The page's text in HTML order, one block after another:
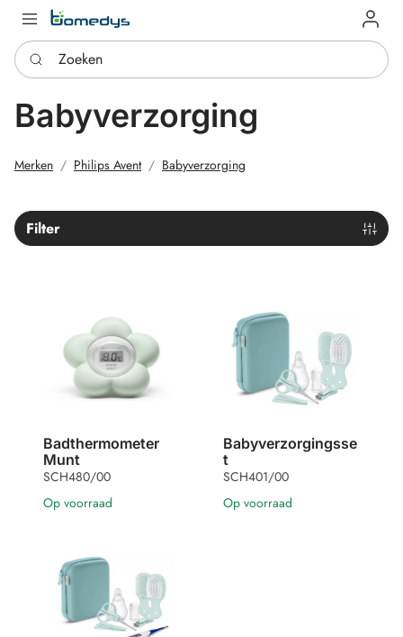
Log in
Zoeken
Babyverzorging
Merken Philips Avent Babyverzorging
Filter
Badthermometer
Munt
SCH480/00
Op voorraad
Babyverzorgingsse
t
SCH401/00
Op voorraad